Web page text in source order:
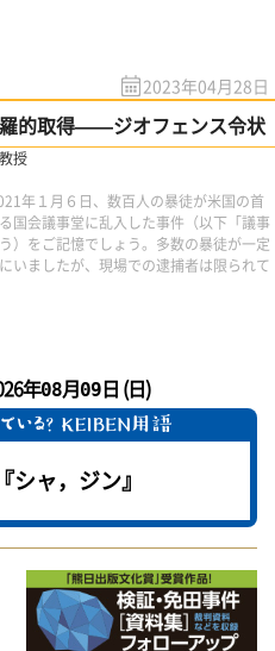
2023年04月28日
的取得——ジオフェンス令状
授
１月６日、数百人の暴徒が米国の首
国会議事堂に乱入した事件（以下「議事
）をご記憶でしょう。多数の暴徒が一定
いましたが、現場での逮捕者は限られて
年08月09日 (日)
『シャ，ジン』